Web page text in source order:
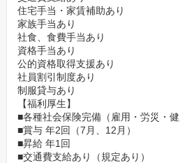
住宅手当・家賃補助あり
家族手当あり
社食、食費手当あり
資格手当あり
公的資格取得支援あり
社員割引制度あり
制服貸与あり
【福利厚生】
■各種社会保険完備（雇用・労災・健
■賞与 年2回（7月、12月）
■昇給 年1回
■交通費支給あり（規定あり）